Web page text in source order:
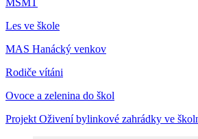
MŠMT
Les ve škole
MAS Hanácký venkov
Rodiče vítáni
Ovoce a zelenina do škol
Projekt Oživení bylinkové zahrádky ve